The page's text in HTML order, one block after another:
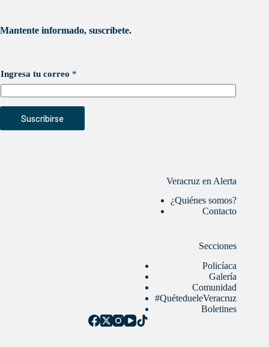
Mantente informado, suscríbete.
Ingresa tu correo *
Suscribirse
Veracruz en Alerta
¿Quiénes somos?
Contacto
Secciones
Policíaca
Galería
Comunidad
#QuétedueleVeracruz
Boletines